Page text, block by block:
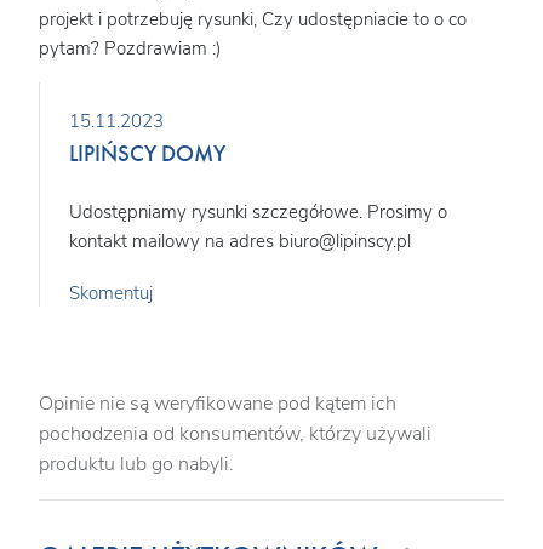
projekt i potrzebuję rysunki, Czy udostępniacie to o co
pytam? Pozdrawiam :)
15.11.2023
LIPIŃSCY DOMY
Udostępniamy rysunki szczegółowe. Prosimy o
kontakt mailowy na adres biuro@lipinscy.pl
Skomentuj
Opinie nie są weryfikowane pod kątem ich
pochodzenia od konsumentów, którzy używali
produktu lub go nabyli.